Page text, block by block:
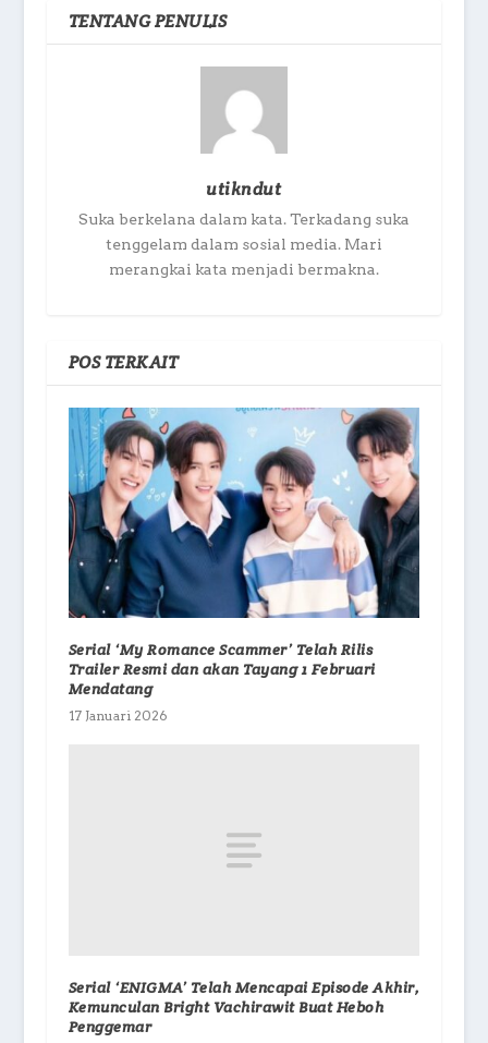
TENTANG PENULIS
utikndut
Suka berkelana dalam kata. Terkadang suka
tenggelam dalam sosial media. Mari
merangkai kata menjadi bermakna.
POS TERKAIT
Serial ‘My Romance Scammer’ Telah Rilis
Trailer Resmi dan akan Tayang 1 Februari
Mendatang
17 Januari 2026
Serial ‘ENIGMA’ Telah Mencapai Episode Akhir,
Kemunculan Bright Vachirawit Buat Heboh
Penggemar